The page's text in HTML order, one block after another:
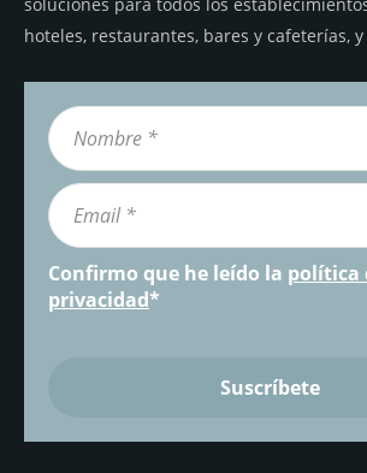
hoteles, restaurantes, bares y cafeterías,
Confirmo que he leído la política
privacidad*